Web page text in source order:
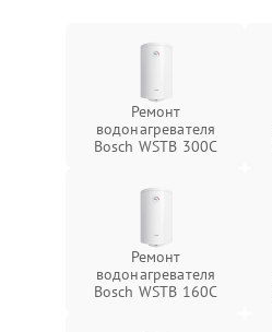
Ремонт
водонагревателя
Bosch WSTB 300C
Ремонт
водонагревателя
Bosch WSTB 160C